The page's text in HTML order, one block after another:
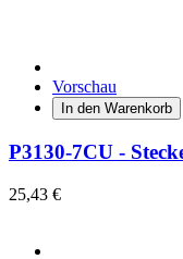
Vorschau
In den Warenkorb
P3130-7CU -
25,43 €